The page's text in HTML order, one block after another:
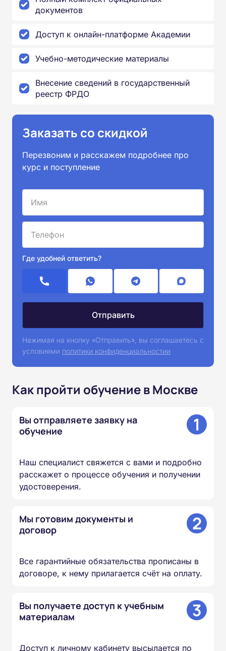
документов
Доступ к онлайн-платформе Академии
Учебно-методические материалы
Внесение сведений в государственный
реестр ФРДО
Заказать со скидкой
Перезвоним и расскажем подробнее про
курс и поступление
Где удобней ответить?
Нажимая на кнопку «Отправить», вы соглашаетесь с
условиями политики конфиденциальностии
Как пройти обучение в Москве
Вы отправляете заявку на
обучение
1
Наш специалист свяжется с вами и подробно
расскажет о процессе обучения и получении
удостоверения.
Мы готовим документы и
договор
2
Все гарантийные обязательства прописаны в
договоре, к нему прилагается счёт на оплату.
Вы получаете доступ к учебным
материалам
3
Доступ к личному кабинету высылается по